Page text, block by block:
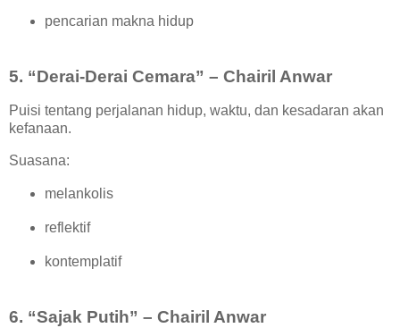
pencarian makna hidup
5. “Derai-Derai Cemara” – Chairil Anwar
Puisi tentang perjalanan hidup, waktu, dan kesadaran akan
kefanaan.
Suasana:
melankolis
reflektif
kontemplatif
6. “Sajak Putih” – Chairil Anwar